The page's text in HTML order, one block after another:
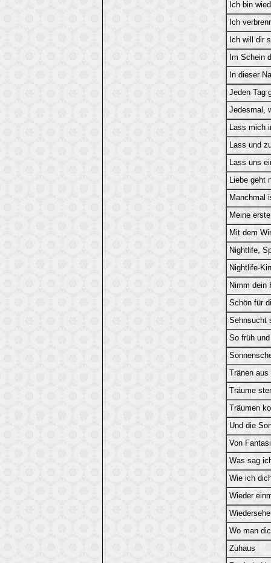
Ich bin
Ich
Ich will dir
Im Schein
In dieser
Jeden Tag
Jedesmal,
Lass mich
Lass und
Lass uns
Liebe geht
Manchmal
Meine
Mit dem
Nightlife,
Nightlife-
Nimm dein
Schön für
Sehnsucht
So früh
Tränen
Träume
Träumen
Und die
Von
Was sag
Wie ich
Wieder
Wo man
Zuhaus